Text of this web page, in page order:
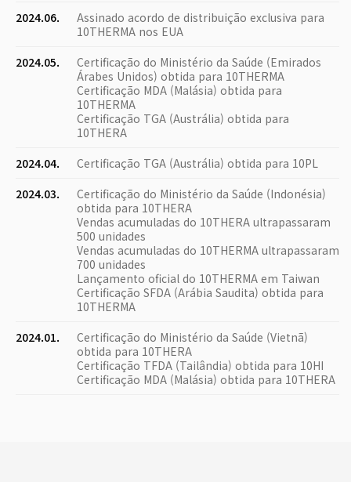
2024.06.
Assinado acordo de distribuição exclusiva para
10THERMA nos EUA
2024.05.
Certificação do Ministério da Saúde (Emirados
Árabes Unidos) obtida para 10THERMA
Certificação MDA (Malásia) obtida para
10THERMA
Certificação TGA (Austrália) obtida para
10THERA
2024.04.
Certificação TGA (Austrália) obtida para 10PL
2024.03.
Certificação do Ministério da Saúde (Indonésia)
obtida para 10THERA
Vendas acumuladas do 10THERA ultrapassaram
500 unidades
Vendas acumuladas do 10THERMA ultrapassaram
700 unidades
Lançamento oficial do 10THERMA em Taiwan
Certificação SFDA (Arábia Saudita) obtida para
10THERMA
2024.01.
Certificação do Ministério da Saúde (Vietnã)
obtida para 10THERA
Certificação TFDA (Tailândia) obtida para 10HI
Certificação MDA (Malásia) obtida para 10THERA